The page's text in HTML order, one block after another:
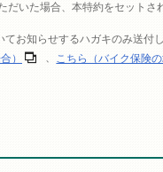
だいた場合、本特約をセットさ
お知らせするハガキのみ送付
） 、 こちら（バイク保険